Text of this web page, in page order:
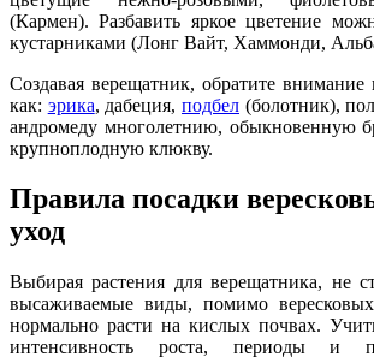
(Кармен). Разбавить яркое цветение
кустарниками (Лонг Вайт, Хаммонди,
Создавая верещатник, обратите внимание
как: эрика, дабеция,подбел (болотник),
андромеду многолетнию, обыкновенную
крупноплодную клюкву.
Правила посадки
уход
Выбирая растения для верещатника, не
высаживаемые виды, помимо
нормально расти на кислых почвах.
интенсивность роста, периоды и